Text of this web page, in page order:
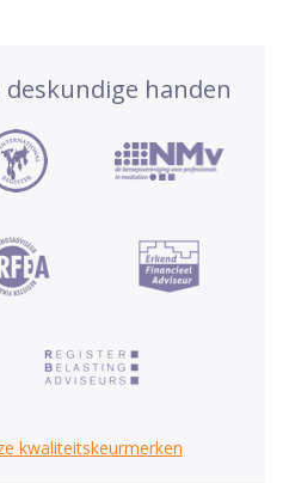
handen
kwaliteitskeurmerken